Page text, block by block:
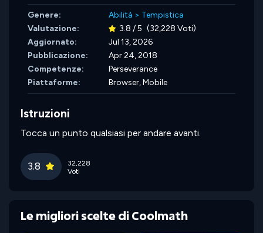
Genere: Abilità > Tempistica
Valutazione:
3.8 / 5 (32,228 Voti)
Aggiornato:
Jul 13, 2026
Pubblicazione:
Apr 24, 2018
Competenze:
Perseverance
Piattaforme:
Browser, Mobile
Istruzioni
Tocca un punto qualsiasi per andare avanti.
3.8
32,228
Voti
Le migliori scelte di Coolmath